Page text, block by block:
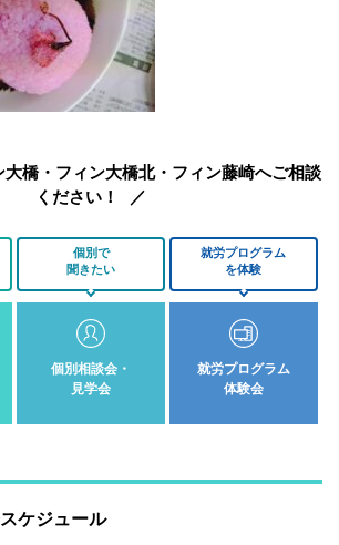
大橋・フィン大橋北・フィン藤崎へご相談
ください！
個別で
聞きたい
個別相談会・
見学会
就労プログラム
を体験
就労プログラム
体験会
ケジュール